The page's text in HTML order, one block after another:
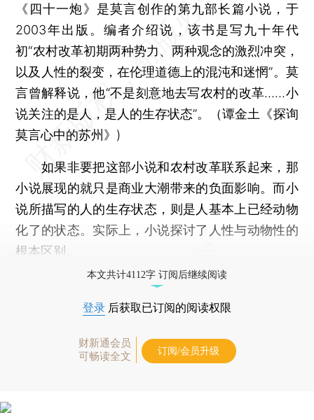
《四十一炮》是莫言创作的第九部长篇小说，于
2003年出版。编者介绍说，该书是写九十年代
初“农村改革初期两种势力、两种观念的激烈冲突，
以及人性的裂变，在伦理道德上的混沌和迷惘”。莫
言曾解释说，他“不是刻意地去写农村的改革……小
说关注的是人，是人的生存状态”。（谭金土《探询
莫言心中的苏州》)
如果非要把这部小说和农村改革联系起来，那
小说展现的就只是商业大潮带来的负面影响。而小
说所描写的人的生存状态，则是人基本上已经动物
化了的状态。实际上，小说探讨了人性与动物性的
根本区别。
本文共计4112字 订阅后继续阅读
登录 后获取已订阅的阅读权限
财新通会员
可畅读全文
订阅/会员升级